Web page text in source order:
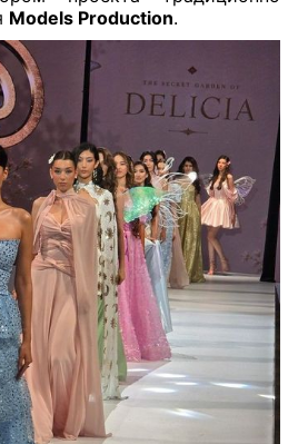
Models Production.